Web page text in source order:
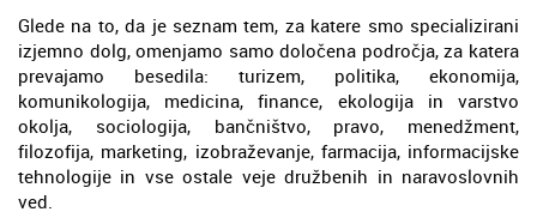
Glede na to, da je seznam tem, za katere smo specializirani
izjemno dolg, omenjamo samo določena področja, za katera
prevajamo besedila: turizem, politika, ekonomija,
komunikologija, medicina, finance, ekologija in varstvo
okolja, sociologija, bančništvo, pravo, menedžment,
filozofija, marketing, izobraževanje, farmacija, informacijske
tehnologije in vse ostale veje družbenih in naravoslovnih
ved.